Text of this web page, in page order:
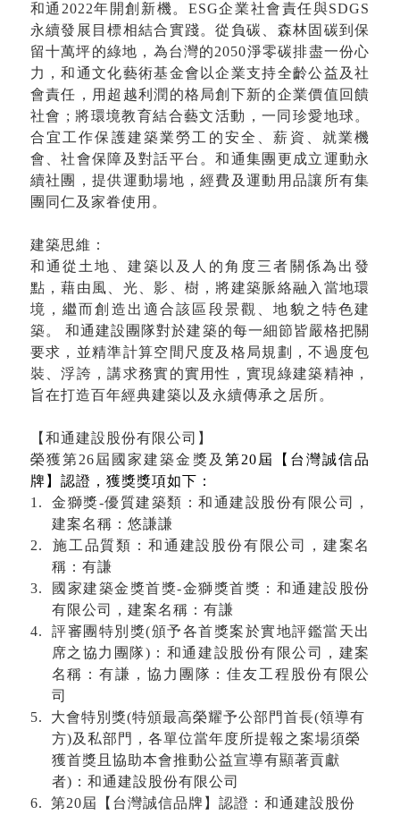
和通 2022年開創新機。 ESG企業社會責任與SDGS
永續發展目標相結合實踐。從負碳、森林固碳到保
留十萬坪的綠地，為台灣的2050淨零碳排盡一份心
力，和通文化藝術基金會以企業支持全齡公益及社
會責任，用超越利潤的格局創下新的企業價值回饋
社會 ; 將環境教育結合藝文活動，一同珍愛地球。
合宜工作保護建築業勞工的安全、薪資、就業機
會、社會保障及對話平台。和通集團更成立運動永
續社團，提供運動場地，經費及運動用品讓所有集
團同仁及家眷使用。
建築思維：
和通從土地、建築以及人的角度三者關係為出發
點，藉由風、光、影、樹，將建築脈絡融入當地環
境，繼而創造出適合該區段景觀、地貌之特色建
築。 和通建設團隊對於建築的每一細節皆嚴格把關
要求，並精準計算空間尺度及格局規劃，不過度包
裝、浮誇，講求務實的實用性，實現綠建築精神，
旨在打造百年經典建築以及永續傳承之居所。
【和通建設股份有限公司】
榮獲第26 屆國家建築金獎及 第20 屆【台灣誠信品
牌】認證，獲獎獎項如下：
1.
金獅獎-優質建築類：和通建設股份有限公司，
建案名稱： 悠謙謙
2.
施工品質類：和通建設股份有限公司，建案名
稱： 有謙
3.
國家建築金獎首獎-金獅獎首獎： 和通建設股份
有限公司，建案名稱： 有謙
4.
評審團特別獎(頒予各首獎案於實地評鑑當天出
席之協力團隊) ：和通建設股份有限公司，建案
名稱：有謙，協力團隊：佳友工程股份有限公
司
5.
大會特別獎(特頒最高榮耀予公部門首長(領導有
方)及私部門，各單位當年度所提報之案場須榮
獲首獎且協助本會推動公益宣導有顯著貢獻
者) ：和通建設股份有限公司
6.
第20屆【台灣誠信品牌】認證：和通建設股份